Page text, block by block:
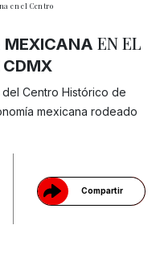
en el Centro
Compartir
Gracias!
MEXICANA EN EL
CDMX
Centro Histórico de
mexicana rodeado